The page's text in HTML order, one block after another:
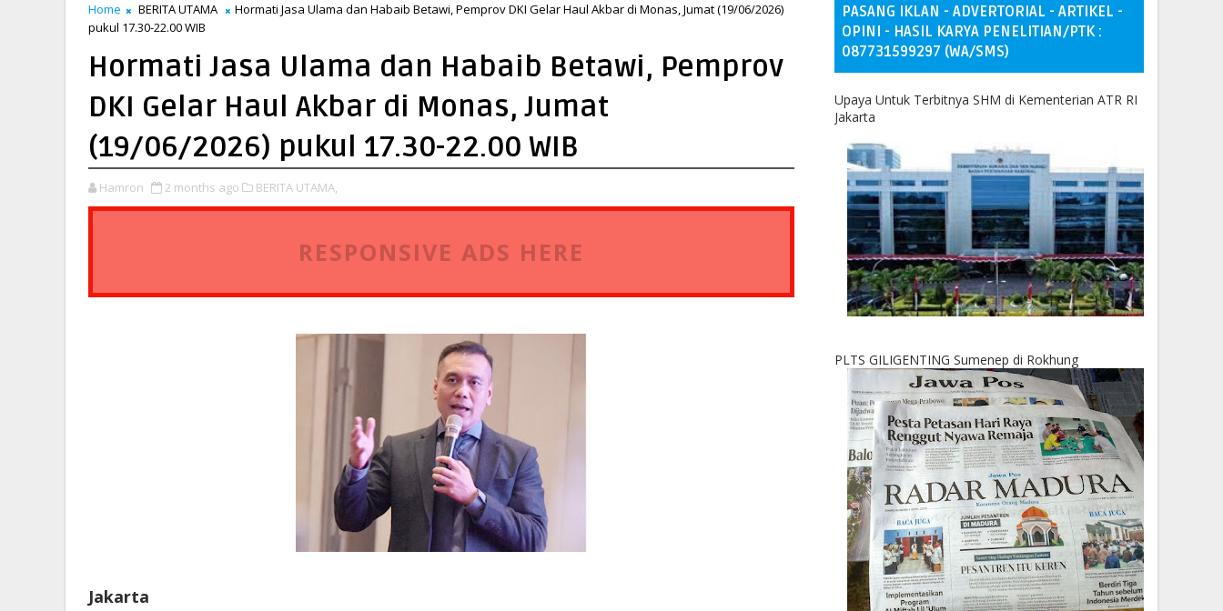
Home BERITA UTAMA
Hormati Jasa Ulama dan Habaib Betawi, Pemprov DKI Gelar Haul Akbar di Monas, Jumat (19/06/2026)
pukul 17.30-22.00 WIB
Hormati Jasa Ulama dan Habaib Betawi, Pemprov
DKI Gelar Haul Akbar di Monas, Jumat
(19/06/2026) pukul 17.30-22.00 WIB
Hamron 2 months ago BERITA UTAMA,
RESPONSIVE ADS HERE
Jakarta
PASANG IKLAN - ADVERTORIAL - ARTIKEL -
OPINI - HASIL KARYA PENELITIAN/PTK :
087731599297 (WA/SMS)
Upaya Untuk Terbitnya SHM di Kementerian ATR RI
Jakarta
PLTS GILIGENTING Sumenep di Rokhung